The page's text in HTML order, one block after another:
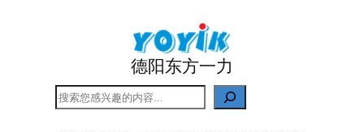
德阳东方一力
搜
索